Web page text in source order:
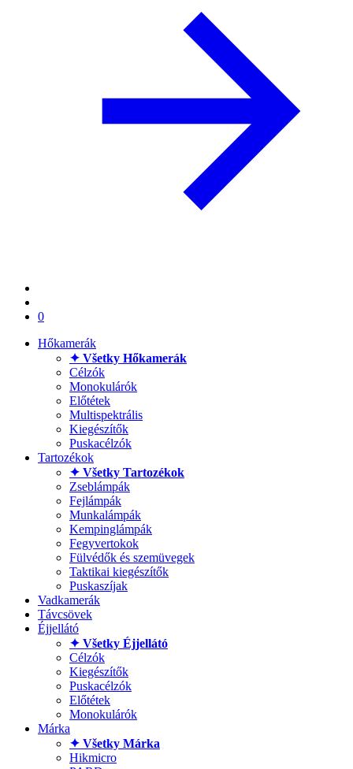
0
Hőkamerák
✦ Všetky Hőkamerák
Célzók
Monokulárók
Előtétek
Multispektrális
Kiegészítők
Puskacélzók
Tartozékok
✦ Všetky Tartozékok
Zseblámpák
Fejlámpák
Munkalámpák
Kempinglámpák
Fegyvertokok
Fülvédők és szemüvegek
Taktikai kiegészítők
Puskaszíjak
Vadkamerák
Távcsövek
Éjjellátó
✦ Všetky Éjjellátó
Célzók
Kiegészítők
Puskacélzók
Előtétek
Monokulárók
Márka
✦ Všetky Márka
Hikmicro